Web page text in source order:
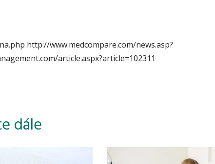
http://www.medcompare.com/news.asp?
article.aspx?article=102311
dále